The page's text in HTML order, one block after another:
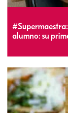
alumno: su